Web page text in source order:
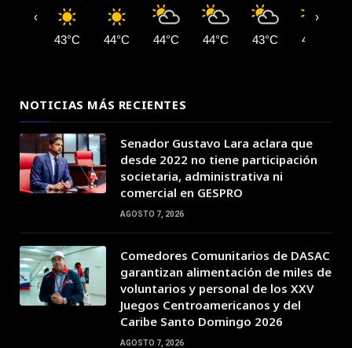
43°C 44°C 44°C 44°C 43°C 42°C
‹ ›
NOTICIAS MÁS RECIENTES
Senador Gustavo Lara aclara que
desde 2022 no tiene participación
societaria, administrativa ni
comercial en GESPRO
AGOSTO 7, 2026
Comedores Comunitarios de DASAC
garantizan alimentación de miles de
voluntarios y personal de los XXV
Juegos Centroamericanos y del
Caribe Santo Domingo 2026
AGOSTO 7, 2026